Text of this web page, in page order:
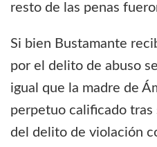
resto de las penas
Si bien Bustamante
por el delito de abuso
igual que la madre de
perpetuo calificado
del delito de violación